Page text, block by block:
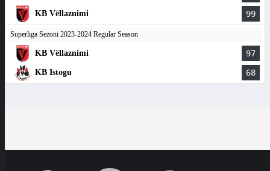
KB Vëllaznimi 99
Superliga Sezoni 2023-2024 Regular Season
KB Vëllaznimi 97
KB Istogu 68